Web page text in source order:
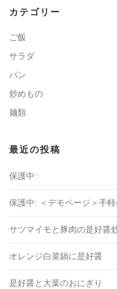
カテゴリー
ご飯
サラダ
パン
炒めもの
麺類
最近の投稿
保護中:
保護中: ＜デモページ＞手
サツマイモと豚肉の是好醤
オレンジ白菜鍋に是好醤
是好醤と大葉のおにぎり